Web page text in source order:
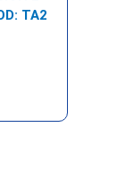
TA2